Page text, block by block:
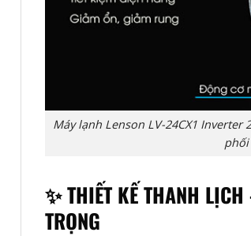
Máy lạnh Lenson LV-24CX1
phối
✨ THIẾT KẾ THANH
TRỌNG